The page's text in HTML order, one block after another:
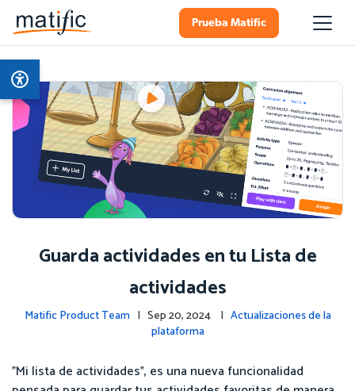
Prueba Matific
Guarda actividades en tu Lista de
actividades
Matific Product Team | Sep 20, 2024 | Actualizaciones de la
plataforma
"Mi lista de actividades", es una nueva funcionalidad